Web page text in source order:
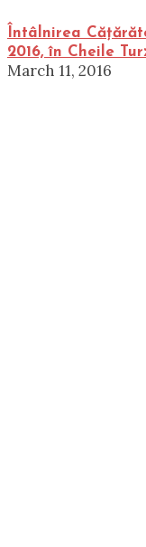
Întâlnirea
2016, în Cheile
March 11, 2016